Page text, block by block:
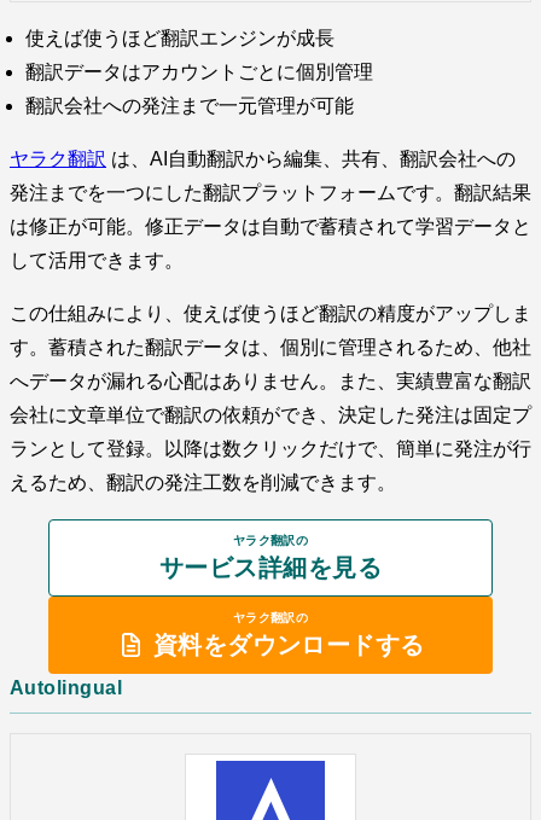
使えば使うほど翻訳エンジンが成長
翻訳データはアカウントごとに個別管理
翻訳会社への発注まで一元管理が可能
ヤラク翻訳 は、AI自動翻訳から編集、共有、翻訳会社への
発注までを一つにした翻訳プラットフォームです。翻訳結果
は修正が可能。修正データは自動で蓄積されて学習データと
して活用できます。
この仕組みにより、使えば使うほど翻訳の精度がアップしま
す。蓄積された翻訳データは、個別に管理されるため、他社
へデータが漏れる心配はありません。また、実績豊富な翻訳
会社に文章単位で翻訳の依頼ができ、決定した発注は固定プ
ランとして登録。以降は数クリックだけで、簡単に発注が行
えるため、翻訳の発注工数を削減できます。
ヤラク翻訳の
サービス詳細を見る
ヤラク翻訳の
資料をダウンロードする
Autolingual